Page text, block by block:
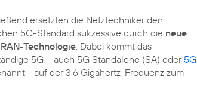
ersetzten die Netztechniker den
5G-Standard sukzessive durch die neue
Technologie. Dabei kommt das
5G – auch 5G Standalone (SA) oder 5G
- auf der 3,6 Gigahertz-Frequenz zum